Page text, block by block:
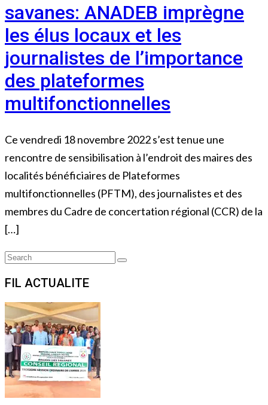
savanes: ANADEB imprègne
les élus locaux et les
journalistes de l’importance
des plateformes
multifonctionnelles
Ce vendredi 18 novembre 2022 s’est tenue une
rencontre de sensibilisation à l’endroit des maires des
localités bénéficiaires de Plateformes
multifonctionnelles (PFTM), des journalistes et des
membres du Cadre de concertation régional (CCR) de la
[…]
Search
Search
FIL ACTUALITE